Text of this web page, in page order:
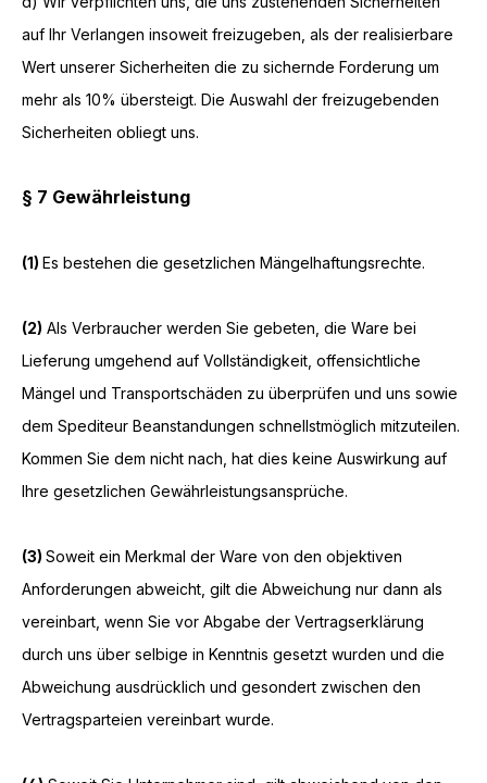
auf Ihr Verlangen insoweit freizugeben, als der realisierbare
Wert unserer Sicherheiten die zu sichernde Forderung um
mehr als 10% übersteigt. Die Auswahl der freizugebenden
Sicherheiten obliegt uns.
§ 7 Gewährleistung
(1) Es bestehen die gesetzlichen Mängelhaftungsrechte.
(2) Als Verbraucher werden Sie gebeten, die Ware bei
Lieferung umgehend auf Vollständigkeit, offensichtliche
Mängel und Transportschäden zu überprüfen und uns sowie
dem Spediteur Beanstandungen schnellstmöglich mitzuteilen.
Kommen Sie dem nicht nach, hat dies keine Auswirkung auf
Ihre gesetzlichen Gewährleistungsansprüche.
(3) Soweit ein Merkmal der Ware von den objektiven
Anforderungen abweicht, gilt die Abweichung nur dann als
vereinbart, wenn Sie vor Abgabe der Vertragserklärung
durch uns über selbige in Kenntnis gesetzt wurden und die
Abweichung ausdrücklich und gesondert zwischen den
Vertragsparteien vereinbart wurde.